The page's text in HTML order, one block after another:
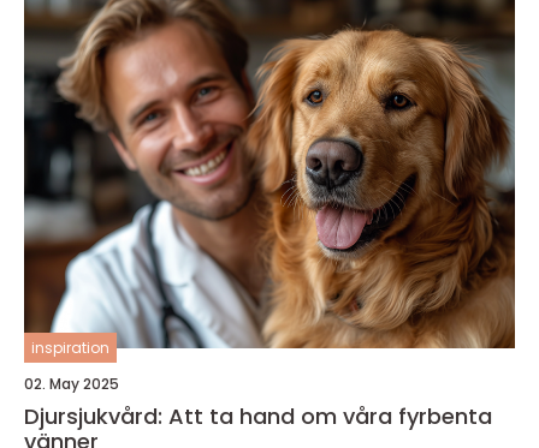
inspiration
02. May 2025
Djursjukvård: Att ta hand om våra fyrbenta
vänner